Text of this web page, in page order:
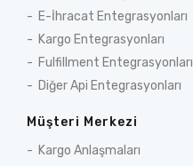
E-İhracat Entegrasyonları
Kargo Entegrasyonları
Fulfillment Entegrasyonları
Diğer Api Entegrasyonları
Müşteri Merkezi
Kargo Anlaşmaları